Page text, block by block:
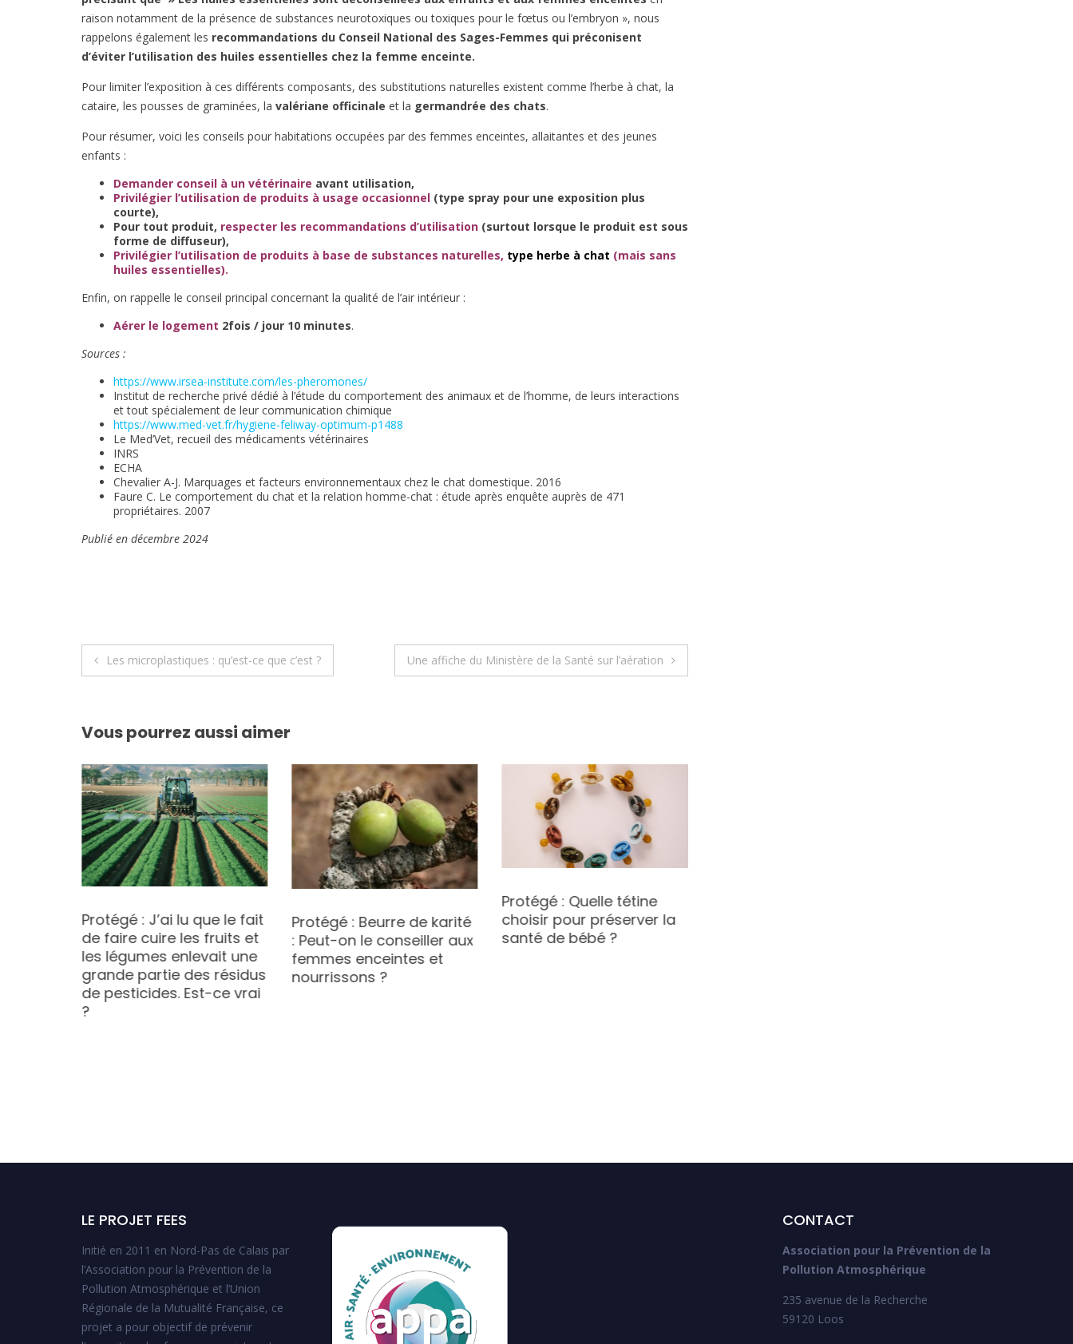
raison notamment de la présence de substances neurotoxiques ou toxiques pour le fœtus ou l’embryon », nous
rappelons également les recommandations du Conseil National des Sages-Femmes qui préconisent
d’éviter l’utilisation des huiles essentielles chez la femme enceinte.
Pour limiter l’exposition à ces différents composants, des substitutions naturelles existent comme l’herbe à chat, la
cataire, les pousses de graminées, la valériane officinale et la germandrée des chats.
Pour résumer, voici les conseils pour habitations occupées par des femmes enceintes, allaitantes et des jeunes
enfants :
Demander conseil à un vétérinaire avant utilisation,
Privilégier l’utilisation de produits à usage occasionnel (type spray pour une exposition plus
courte),
Pour tout produit, respecter les recommandations d’utilisation (surtout lorsque le produit est sous
forme de diffuseur),
Privilégier l’utilisation de produits à base de substances naturelles, type herbe à chat (mais sans
huiles essentielles).
Enfin, on rappelle le conseil principal concernant la qualité de l’air intérieur :
Aérer le logement 2fois / jour 10 minutes.
Sources :
https://www.irsea-institute.com/les-pheromones/
Institut de recherche privé dédié à l’étude du comportement des animaux et de l’homme, de leurs interactions
et tout spécialement de leur communication chimique
https://www.med-vet.fr/hygiene-feliway-optimum-p1488
Le Med’Vet, recueil des médicaments vétérinaires
INRS
ECHA
Chevalier A-J. Marquages et facteurs environnementaux chez le chat domestique. 2016
Faure C. Le comportement du chat et la relation homme-chat : étude après enquête auprès de 471
propriétaires. 2007
Publié en décembre 2024
Navigation
l’article
Les microplastiques : qu’est-ce que c’est ? Une affiche du Ministère de la Santé sur l’aération
Vous pourrez aussi aimer
Protégé : J’ai lu que le fait
de faire cuire les fruits et
les légumes enlevait une
grande partie des résidus
de pesticides. Est-ce vrai
?
Protégé : Beurre de karité
: Peut-on le conseiller aux
femmes enceintes et
nourrissons ?
Protégé : Quelle tétine
choisir pour préserver la
santé de bébé ?
LE PROJET FEES
Initié en 2011 en Nord-Pas de Calais par
l’Association pour la Prévention de la
Pollution Atmosphérique et l’Union
Régionale de la Mutualité Française, ce
projet a pour objectif de prévenir
CONTACT
Association pour la Prévention de la
Pollution Atmosphérique
235 avenue de la Recherche
59120 Loos